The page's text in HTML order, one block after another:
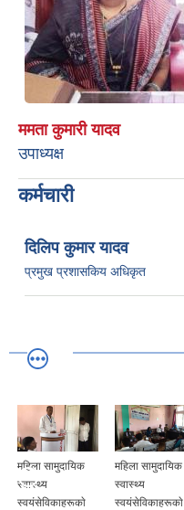
ममता कुमारी यादव
उपाध्यक्ष
कर्मचारी
दिलिप कुमार यादव
प्रमुख प्रशासकिय अधिकृत
महिला सामुदायिक
स्वास्थ्य
स्वयंसेविकाहरूकाे
महिला सामुदायिक
स्वास्थ्य
स्वयंसेविकाहरूकाे